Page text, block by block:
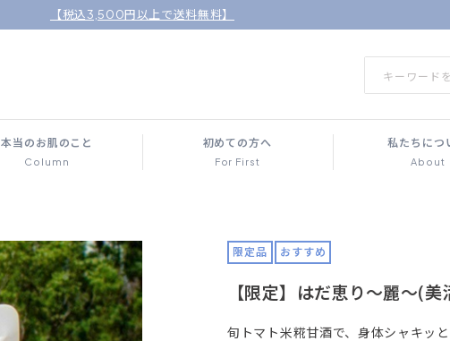
【税込3,500円以上で送料無料】
本当のお肌のこと
Column
初めての方へ
For First
私たちにつ
About
限定品 おすすめ
【限定】はだ恵り～麗～(
旬トマト米糀甘酒で、身体シャキッ